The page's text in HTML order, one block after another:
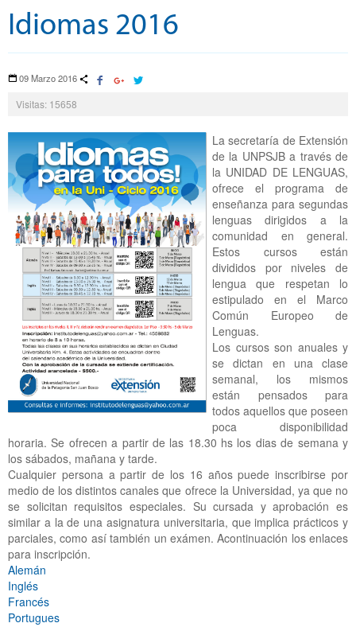
Idiomas 2016
09 Marzo 2016
Visitas: 15658
La secretaría de Extensión
de la UNPSJB a través de
la UNIDAD DE LENGUAS,
ofrece el programa de
enseñanza para segundas
lenguas dirigidos a la
comunidad en general.
Estos cursos están
divididos por niveles de
lengua que respetan lo
estipulado en el Marco
Común Europeo de
Lenguas.
Los cursos son anuales y
se dictan en una clase
semanal, los mismos
están pensados para
todos aquellos que poseen
poca disponibilidad
horaria. Se ofrecen a partir de las 18.30 hs los dias de semana y
los sábados, mañana y tarde.
Cualquier persona a partir de los 16 años puede inscribirse por
medio de los distintos canales que ofrece la Universidad, ya que no
se solicitan requisitos especiales. Su cursada y aprobación es
similar a la de una asignatura universitaria, que implica prácticos y
parciales, como así también un exámen. Acontinuación los enlaces
para inscripción.
Alemán
Inglés
Francés
Portugues